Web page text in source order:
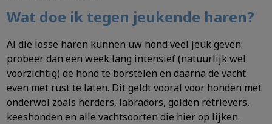
Wat doe ik tegen jeukende haren?
Al die losse haren kunnen uw hond veel jeuk geven:
probeer dan een week lang intensief (natuurlijk wel
voorzichtig) de hond te borstelen en daarna de vacht
even met rust te laten. Dit geldt vooral voor honden met
onderwol zoals herders, labradors, golden retrievers,
keeshonden en alle vachtsoorten die hier op lijken.